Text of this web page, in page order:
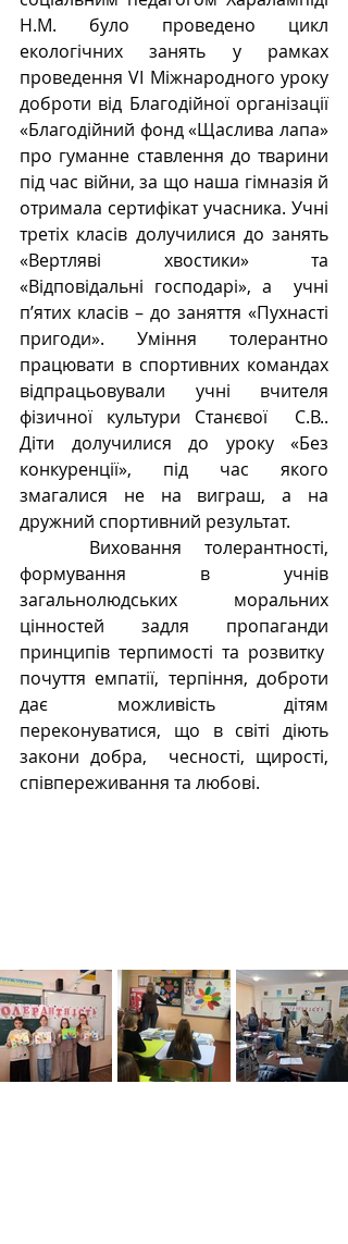
Н.М. було проведено цикл
екологічних занять у рамках
проведення VІ Міжнародного уроку
доброти від Благодійної організації
«Благодійний фонд «Щаслива лапа»
про гуманне ставлення до тварини
під час війни, за що наша гімназія й
отримала сертифікат учасника. Учні
третіх класів долучилися до занять
«Вертляві хвостики» та
«Відповідальні господарі», а  учні
п’ятих класів – до заняття «Пухнасті
пригоди». Уміння толерантно
працювати в спортивних командах
відпрацьовували учні вчителя
фізичної культури Станєвої  С.В..
Діти долучилися до уроку «Без
конкуренції», під час якого
змагалися не на виграш, а на
дружний спортивний результат.
Виховання толерантності,
формування в учнів
загальнолюдських моральних
цінностей задля пропаганди
принципів терпимості та розвитку
почуття емпатії, терпіння, доброти
дає можливість дітям
переконуватися, що в світі діють
закони добра,  чесності, щирості,
співпереживання та любові.